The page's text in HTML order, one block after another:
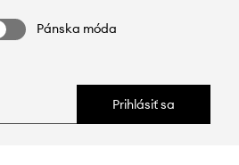
Pánska móda
Prihlásiť sa